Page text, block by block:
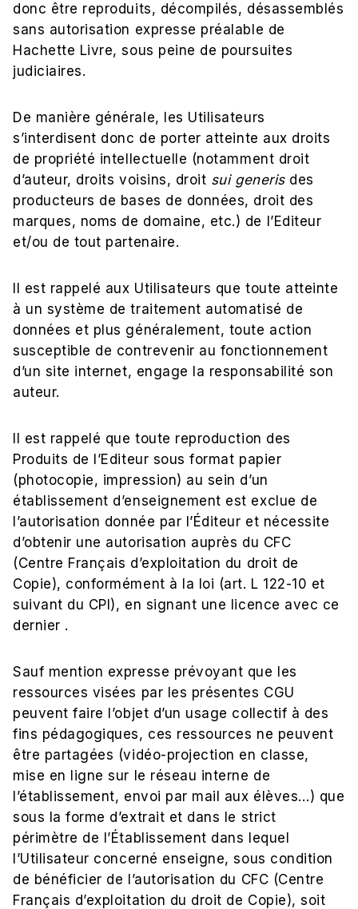
donc être reproduits, décompilés, désassemblés
sans autorisation expresse préalable de
Hachette Livre, sous peine de poursuites
judiciaires.
De manière générale, les Utilisateurs
s’interdisent donc de porter atteinte aux droits
de propriété intellectuelle (notamment droit
d’auteur, droits voisins, droit sui generisdes
producteurs de bases de données, droit des
marques, noms de domaine, etc.) de l’Editeur
et/ou de tout partenaire.
Il est rappelé aux Utilisateurs que toute atteinte
à un système de traitement automatisé de
données et plus généralement, toute action
susceptible de contrevenir au fonctionnement
d’un site internet, engage la responsabilité son
auteur.
Il est rappelé que toute reproduction des
Produits de l’Editeur sous format papier
(photocopie, impression) au sein d’un
établissement d’enseignement est exclue de
l’autorisation donnée par l’Éditeur et nécessite
d’obtenir une autorisation auprès du CFC
(Centre Français d’exploitation du droit de
Copie), conformément à la loi (art. L 122-10 et
suivant du CPI), en signant une licence avec ce
dernier .
Sauf mention expresse prévoyant que les
ressources visées par les présentes CGU
peuvent faire l’objet d’un usage collectif à des
fins pédagogiques, ces ressources ne peuvent
être partagées (vidéo-projection en classe,
mise en ligne sur le réseau interne de
l’établissement, envoi par mail aux élèves…) que
sous la forme d’extrait et dans le strict
périmètre de l’Établissement dans lequel
l’Utilisateur concerné enseigne, sous condition
de bénéficier de l’autorisation du CFC (Centre
Français d’exploitation du droit de Copie), soit